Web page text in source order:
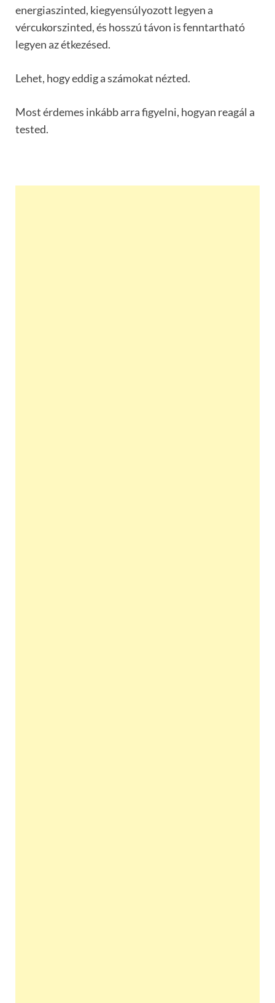
energiaszinted, kiegyensúlyozott legyen a
vércukorszinted, és hosszú távon is fenntartható
legyen az étkezésed.
Lehet, hogy eddig a számokat nézted.
Most érdemes inkább arra figyelni, hogyan reagál a
tested.